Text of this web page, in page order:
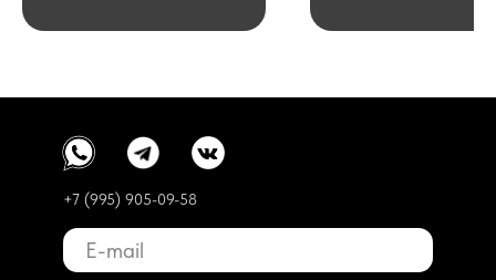
+7 (995) 905-09-58